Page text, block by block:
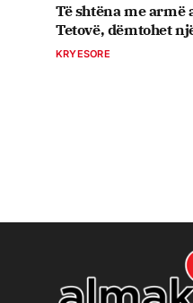
Të shtëna me armë
Tetovë, dëmtohet
KRYESORE